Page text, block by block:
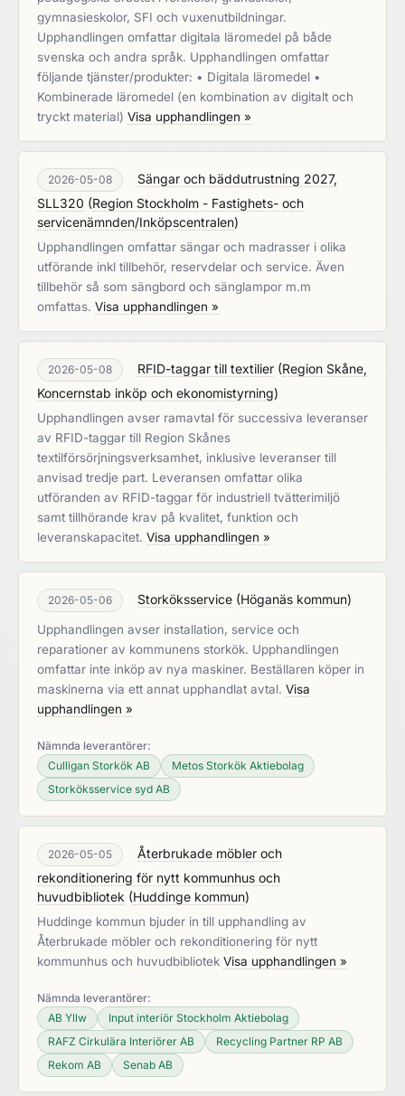
gymnasieskolor, SFI och vuxenutbildningar.
Upphandlingen omfattar digitala läromedel på både
svenska och andra språk. Upphandlingen omfattar
följande tjänster/produkter: • Digitala läromedel •
Kombinerade läromedel (en kombination av digitalt och
tryckt material) Visa upphandlingen »
2026-05-08
Sängar och bäddutrustning 2027,
SLL320 (Region Stockholm - Fastighets- och
servicenämnden/Inköpscentralen)
Upphandlingen omfattar sängar och madrasser i olika
utförande inkl tillbehör, reservdelar och service. Även
tillbehör så som sängbord och sänglampor m.m
omfattas. Visa upphandlingen »
2026-05-08 RFID-taggar till textilier (Region Skåne,
Koncernstab inköp och ekonomistyrning)
Upphandlingen avser ramavtal för successiva leveranser
av RFID-taggar till Region Skånes
textilförsörjningsverksamhet, inklusive leveranser till
anvisad tredje part. Leveransen omfattar olika
utföranden av RFID-taggar för industriell tvätterimiljö
samt tillhörande krav på kvalitet, funktion och
leveranskapacitet. Visa upphandlingen »
2026-05-06 Storköksservice (Höganäs kommun)
Upphandlingen avser installation, service och
reparationer av kommunens storkök. Upphandlingen
omfattar inte inköp av nya maskiner. Beställaren köper in
maskinerna via ett annat upphandlat avtal. Visa
upphandlingen »
Nämnda leverantörer:
Culligan Storkök AB
Metos Storkök Aktiebolag
Storköksservice syd AB
2026-05-05
Återbrukade möbler och
rekonditionering för nytt kommunhus och
huvudbibliotek (Huddinge kommun)
Huddinge kommun bjuder in till upphandling av
Återbrukade möbler och rekonditionering för nytt
kommunhus och huvudbibliotek Visa upphandlingen »
Nämnda leverantörer:
AB Yllw
Input interiör Stockholm Aktiebolag
RAFZ Cirkulära Interiörer AB
Recycling Partner RP AB
Rekom AB
Senab AB